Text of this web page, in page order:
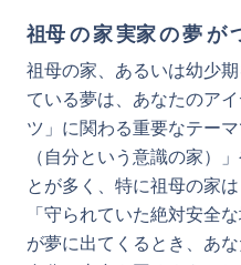
祖母 の 家 実家 の 夢 が
祖母の家、あるいは幼少
ている夢は、あなたのア
ツ」に関わる重要なテー
（自分という意識の家）
とが多く、特に祖母の家
「守られていた絶対安全
が夢に出てくるとき、あ